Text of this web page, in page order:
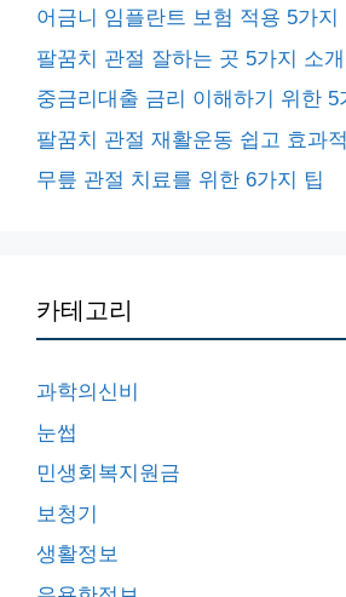
어금니 임플란트 보험 적용 5가지
팔꿈치 관절 잘하는 곳 5가지 소개
중금리대출 금리 이해하기 위한 5
팔꿈치 관절 재활운동 쉽고 효과
무릎 관절 치료를 위한 6가지 팁
카테고리
과학의신비
눈썹
민생회복지원금
보청기
생활정보